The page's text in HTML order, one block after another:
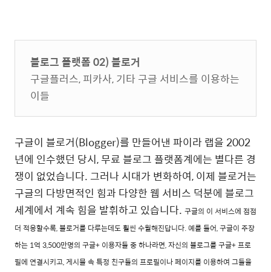
블로그 플랫폼 02) 블로거
구글플러스, 피카사, 기타 구글 서비스를 이용하는
이들
구글이 블로거(Blogger)를 만들어낸 파이라 랩을 2002
년에 인수했던 당시, 무료 블로그 플랫폼계에는 별다른 경
쟁이 없었습니다. 그러나 시대가 변화하여, 이제 블로거는
구글의 다방면적인 힘과 다양한 웹 서비스 덕분에 블로그
세계에서 계속 힘을 발휘하고 있습니다. 구글의 이 서비스에 점점
더 적응할수록, 블로거를 다루는데도 훨씬 수월해진답니다. 예를 들어, 구글이 주장
하는 1억 3,500만명의 구글+ 이용자들 중 하나라면, 자신의 블로그를 구글+ 프로
필에 연결시키고, 게시물 속 특정 친구들의 프로필이나 페이지를 이용하여 그들을